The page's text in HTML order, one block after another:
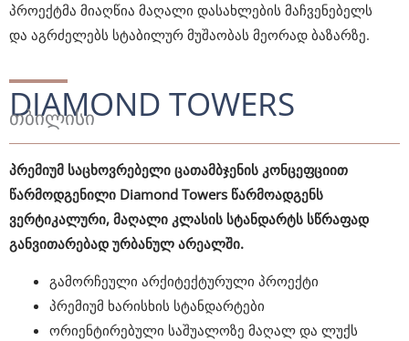
პროექტმა მიაღწია მაღალი დასახლების მაჩვენებელს
და აგრძელებს სტაბილურ მუშაობას მეორად ბაზარზე.
DIAMOND TOWERS
თბილისი
პრემიუმ საცხოვრებელი ცათამბჯენის კონცეფციით
წარმოდგენილი Diamond Towers წარმოადგენს
ვერტიკალური, მაღალი კლასის სტანდარტს სწრაფად
განვითარებად ურბანულ არეალში.
გამორჩეული არქიტექტურული პროექტი
პრემიუმ ხარისხის სტანდარტები
ორიენტირებული საშუალოზე მაღალ და ლუქს